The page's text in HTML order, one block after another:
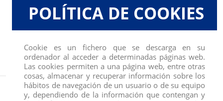
FIGURAS UNICORNIO MARE SERAPHINA
POLÍTICA DE COOKIES
Cookie es un fichero que se descarga en su
ordenador al acceder a determinadas páginas web.
Las cookies permiten a una página web, entre otras
cosas, almacenar y recuperar información sobre los
hábitos de navegación de un usuario o de su equipo
y, dependiendo de la información que contengan y